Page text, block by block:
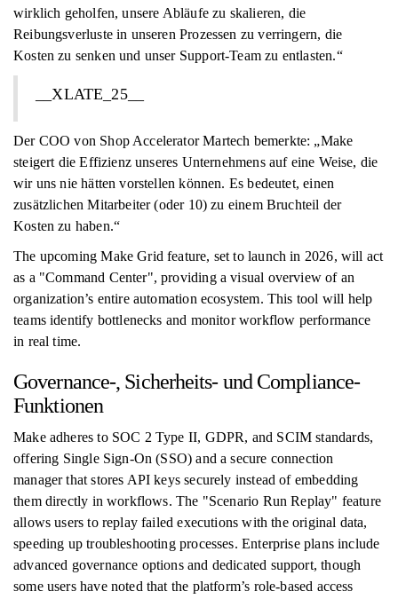
wirklich geholfen, unsere Abläufe zu skalieren, die
Reibungsverluste in unseren Prozessen zu verringern, die
Kosten zu senken und unser Support-Team zu entlasten.“
__XLATE_25__
Der COO von Shop Accelerator Martech bemerkte: „Make
steigert die Effizienz unseres Unternehmens auf eine Weise, die
wir uns nie hätten vorstellen können. Es bedeutet, einen
zusätzlichen Mitarbeiter (oder 10) zu einem Bruchteil der
Kosten zu haben.“
The upcoming Make Grid feature, set to launch in 2026, will act
as a "Command Center", providing a visual overview of an
organization’s entire automation ecosystem. This tool will help
teams identify bottlenecks and monitor workflow performance
in real time.
Governance-, Sicherheits- und Compliance-
Funktionen
Make adheres to SOC 2 Type II, GDPR, and SCIM standards,
offering Single Sign-On (SSO) and a secure connection
manager that stores API keys securely instead of embedding
them directly in workflows. The "Scenario Run Replay" feature
allows users to replay failed executions with the original data,
speeding up troubleshooting processes. Enterprise plans include
advanced governance options and dedicated support, though
some users have noted that the platform’s role-based access